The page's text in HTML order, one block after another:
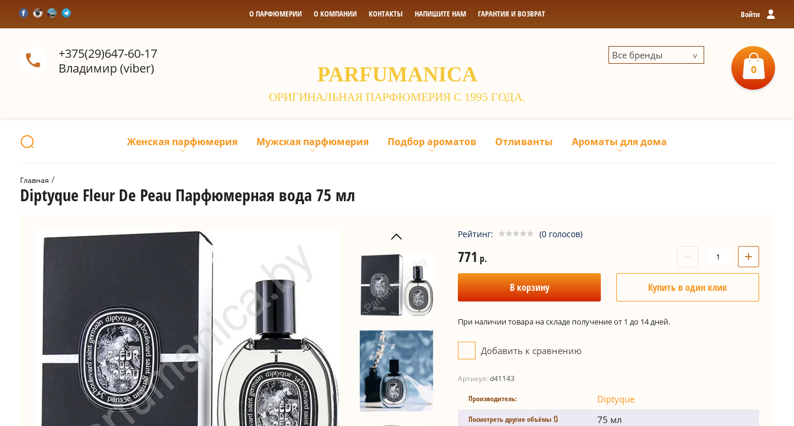
О ПАРФЮМЕРИИ О КОМПАНИИ КОНТАКТЫ НАПИШИТЕ НАМ ГАРАНТИЯ И ВОЗВРАТ Войти
+375(29)647-60-17
Владимир (viber)
Все бренды
PARFUMANICA
ОРИГИНАЛЬНАЯ ПАРФЮМЕРИЯ С 1995 ГОДА.
0
Женская парфюмерия Мужская парфюмерия Подбор ароматов Отливанты Ароматы для дома
Главная /
Diptyque Fleur De Peau Парфюмерная вода 75 мл
Рейтинг: (0 голосов)
771 р. +
В корзину Купить в один клик
При наличии товара на складе получение от 1 до 14 дней.
Добавить к сравнению
Артикул: d41143
Производитель: Diptyque
Посмотреть другие объёмы 🔃 75 мл